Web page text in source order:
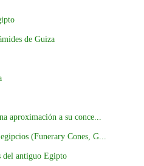
de Guiza
aproximación a su conce...
(Funerary Cones, G...
del antiguo Egipto